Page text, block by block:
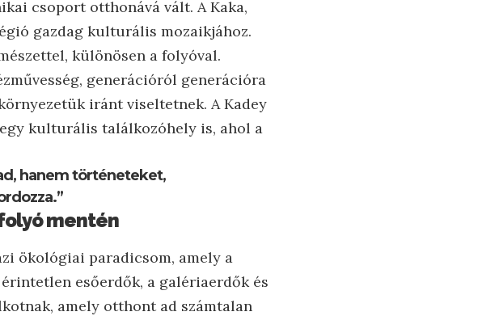
csoport otthonává vált. A Kaka,
gazdag kulturális mozaikjához.
különösen a folyóval.
generációról generációra
iránt viseltetnek. A Kadey
kulturális találkozóhely is, ahol a
hanem történeteket,
mentén
ökológiai paradicsom, amely a
esőerdők, a galériaerdők és
amely otthont ad számtalan